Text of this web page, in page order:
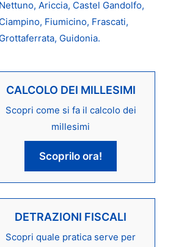
Nettuno, Ariccia, Castel Gandolfo,
Ciampino, Fiumicino, Frascati,
Grottaferrata, Guidonia.
CALCOLO DEI MILLESIMI
Scopri come si fa il calcolo dei
millesimi
Scoprilo ora!
DETRAZIONI FISCALI
Scopri quale pratica serve per